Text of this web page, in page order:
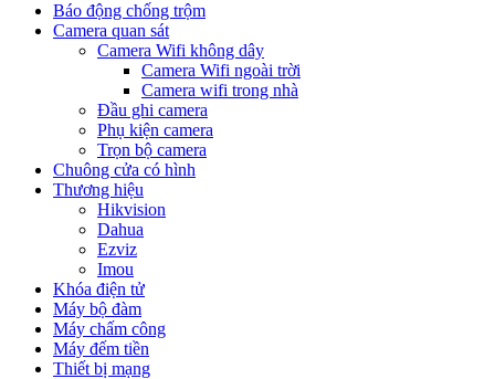
Báo động chống trộm
Camera quan sát
Camera Wifi không dây
Camera Wifi ngoài trời
Camera wifi trong nhà
Đầu ghi camera
Phụ kiện camera
Trọn bộ camera
Chuông cửa có hình
Thương hiệu
Hikvision
Dahua
Ezviz
Imou
Khóa điện tử
Máy bộ đàm
Máy chấm công
Máy đếm tiền
Thiết bị mạng